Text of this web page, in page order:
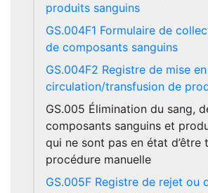
produits sanguins
GS.004F1 Formulaire de
de composants sanguins
GS.004F2 Registre de mise en
circulation/transfusion de
GS.005 Élimination du sang,
composants sanguins et
qui ne sont pas en état d’être
procédure manuelle
GS.005F Registre de rejet ou